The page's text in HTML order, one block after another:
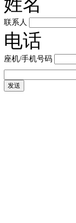
联系人
电话
座机/手机号码